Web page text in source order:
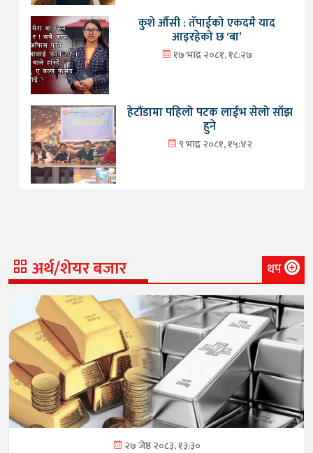
कुशे औँसी : तँपाईको एकदमै याद
आइरहेको छ ‘बा’
१७ भाद्र २०८१, १८:२७
हेटौंडामा पहिलो पटक लाईभ सेलो साँझ
हुने
९ भाद्र २०८१, १५:४२
अर्थ/शेयर बजार थप
२७ जेष्ठ २०८३, १३:३०